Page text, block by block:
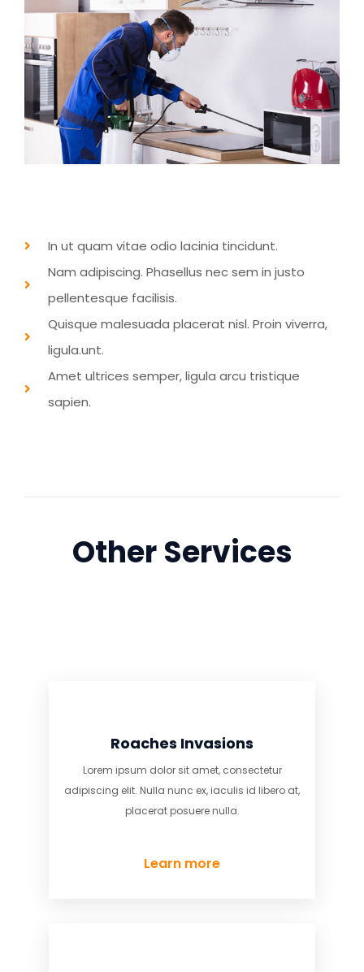
In ut quam vitae odio lacinia tincidunt.
Nam adipiscing. Phasellus nec sem in justo
pellentesque facilisis.
Quisque malesuada placerat nisl. Proin viverra,
ligula.unt.
Amet ultrices semper, ligula arcu tristique
sapien.
Other Services
Online Pest Management
Lorem ipsum dolor sit amet, consectetur
adipiscing elit. Nulla nunc ex, iaculis id libero at,
placerat posuere nulla.
Learn more